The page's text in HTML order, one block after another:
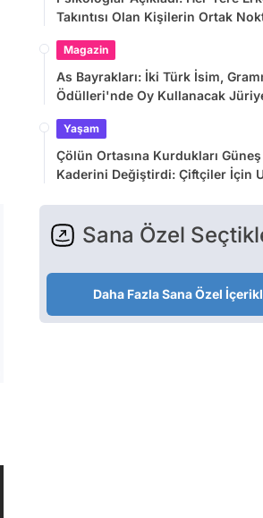
Takıntısı Olan Kişilerin Ortak
Magazin
As Bayrakları: İki Türk İsim,
Ödülleri'nde Oy Kullanacak
Yaşam
Çölün Ortasına Kurdukları
Kaderini Değiştirdi: Çiftçiler İçin
Sana Özel
Daha Fazla Sana Özel